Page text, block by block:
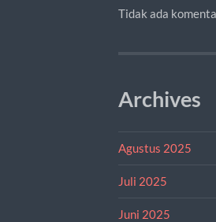
Tidak ada
Archives
Agustus 2025
Juli 2025
Juni 2025